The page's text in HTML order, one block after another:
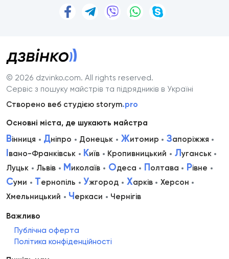
© 2026 dzvinko.com. All rights reserved.
Сервіс з пошуку майстрів та підрядників в Україні
Створено веб студією storym.pro
Основні міста, де шукають майстра
Вінниця Дніпро Донецьк Житомир Запоріжжя
Івано-Франківськ Київ Кропивницький Луганськ
Луцьк
Львів Миколаїв Одеса Полтава Рівне
Суми Тернопіль Ужгород Харків
Херсон
Хмельницький
Черкаси Чернігів
Важливо
Публічна оферта
Політика конфіденційності